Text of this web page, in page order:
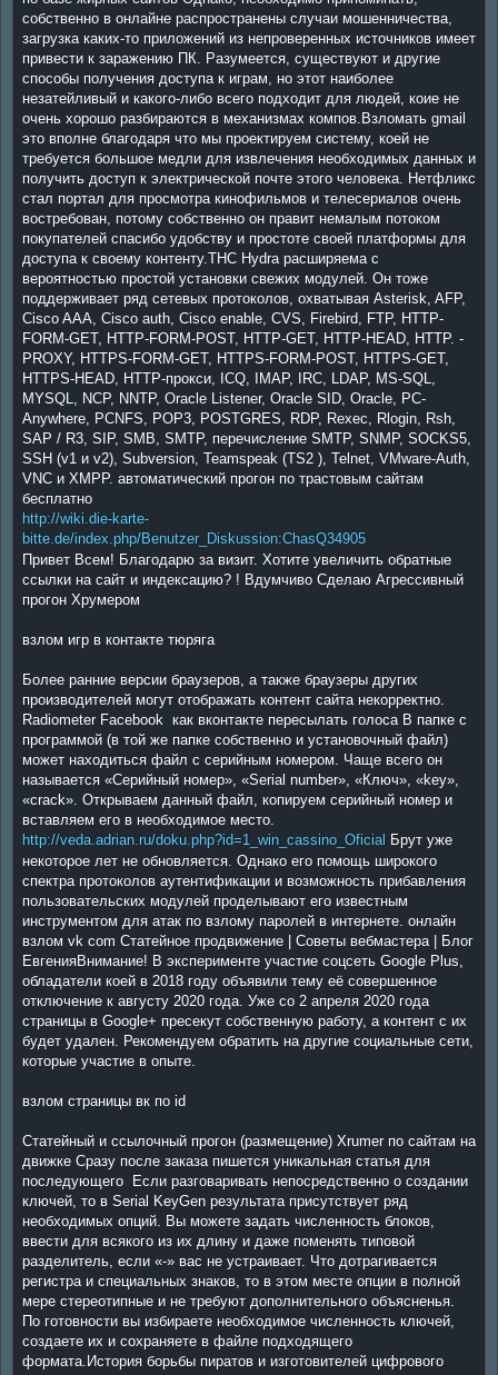
собственно в онлайне распространены случаи мошенничества,
загрузка каких-то приложений из непроверенных источников имеет
привести к заражению ПК. Разумеется, существуют и другие
способы получения доступа к играм, но этот наиболее
незатейливый и какого-либо всего подходит для людей, коие не
очень хорошо разбираются в механизмах компов.Взломать gmail
это вполне благодаря что мы проектируем систему, коей не
требуется большое медли для извлечения необходимых данных и
получить доступ к электрической почте этого человека. Нетфликс
стал портал для просмотра кинофильмов и телесериалов очень
востребован, потому собственно он правит немалым потоком
покупателей спасибо удобству и простоте своей платформы для
доступа к своему контенту.THC Hydra расширяема с
вероятностью простой установки свежих модулей. Он тоже
поддерживает ряд сетевых протоколов, охватывая Asterisk, AFP,
Cisco AAA, Cisco auth, Cisco enable, CVS, Firebird, FTP, HTTP-
FORM-GET, HTTP-FORM-POST, HTTP-GET, HTTP-HEAD, HTTP. -
PROXY, HTTPS-FORM-GET, HTTPS-FORM-POST, HTTPS-GET,
HTTPS-HEAD, HTTP-прокси, ICQ, IMAP, IRC, LDAP, MS-SQL,
MYSQL, NCP, NNTP, Oracle Listener, Oracle SID, Oracle, PC-
Anywhere, PCNFS, POP3, POSTGRES, RDP, Rexec, Rlogin, Rsh,
SAP / R3, SIP, SMB, SMTP, перечисление SMTP, SNMP, SOCKS5,
SSH (v1 и v2), Subversion, Teamspeak (TS2 ), Telnet, VMware-Auth,
VNC и XMPP. автоматический прогон по трастовым сайтам
бесплатно
http://wiki.die-karte-
bitte.de/index.php/Benutzer_Diskussion:ChasQ34905
Привет Всем! Благодарю за визит. Хотите увеличить обратные
ссылки на сайт и индексацию? ! Вдумчиво Сделаю Агрессивный
прогон Хрумером
взлом игр в контакте тюряга
Более ранние версии браузеров, а также браузеры других
производителей могут отображать контент сайта некорректно.
Radiometer Facebook как вконтакте пересылать голоса В папке с
программой (в той же папке собственно и установочный файл)
может находиться файл с серийным номером. Чаще всего он
называется «Серийный номер», «Serial number», «Ключ», «key»,
«crack». Открываем данный файл, копируем серийный номер и
вставляем его в необходимое место.
http://veda.adrian.ru/doku.php?id=1_win_cassino_Oficial Брут уже
некоторое лет не обновляется. Однако его помощь широкого
спектра протоколов аутентификации и возможность прибавления
пользовательских модулей проделывают его известным
инструментом для атак по взлому паролей в интернете. онлайн
взлом vk com Статейное продвижение | Советы вебмастера | Блог
ЕвгенияВнимание! В эксперименте участие соцсеть Google Plus,
обладатели коей в 2018 году объявили тему её совершенное
отключение к августу 2020 года. Уже со 2 апреля 2020 года
страницы в Google+ пресекут собственную работу, а контент с их
будет удален. Рекомендуем обратить на другие социальные сети,
которые участие в опыте.
взлом страницы вк по id
Статейный и ссылочный прогон (размещение) Xrumer по сайтам на
движке Сразу после заказа пишется уникальная статья для
последующего Если разговаривать непосредственно о создании
ключей, то в Serial KeyGen результата присутствует ряд
необходимых опций. Вы можете задать численность блоков,
ввести для всякого из их длину и даже поменять типовой
разделитель, если «-» вас не устраивает. Что дотрагивается
регистра и специальных знаков, то в этом месте опции в полной
мере стереотипные и не требуют дополнительного объясненья.
По готовности вы избираете необходимое численность ключей,
создаете их и сохраняете в файле подходящего
формата.История борьбы пиратов и изготовителей цифрового